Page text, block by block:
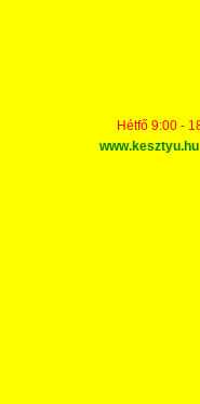
Hétfő 9:00 -
www.kesztyu.hu